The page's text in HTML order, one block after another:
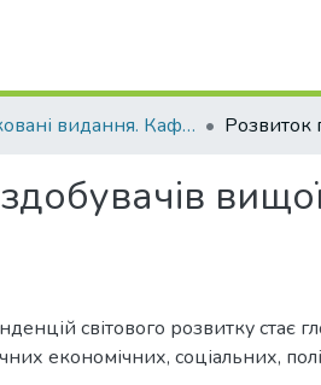
Друковані видання. Кафедра нормальної і паталогічної анатомії та фізіології тварин
світового розвитку стає
економічних, соціальних,